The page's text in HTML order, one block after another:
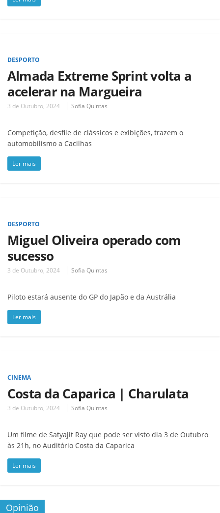
DESPORTO
Almada Extreme Sprint volta a
acelerar na Margueira
3 de Outubro, 2024 Sofia Quintas
Competição, desfile de clássicos e exibições, trazem o
automobilismo a Cacilhas
Ler mais
DESPORTO
Miguel Oliveira operado com
sucesso
3 de Outubro, 2024 Sofia Quintas
Piloto estará ausente do GP do Japão e da Austrália
Ler mais
CINEMA
Costa da Caparica | Charulata
3 de Outubro, 2024 Sofia Quintas
Um filme de Satyajit Ray que pode ser visto dia 3 de Outubro
às 21h, no Auditório Costa da Caparica
Ler mais
Opinião